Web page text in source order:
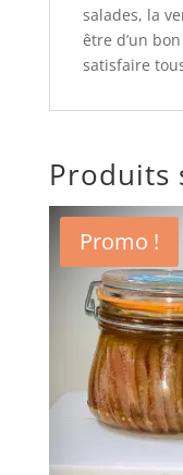
salades, la
être d’un
satisfaire
Produits
Promo !